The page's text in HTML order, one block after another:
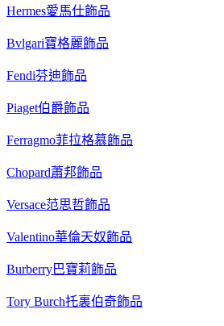
Hermes愛馬仕飾品
Bvlgari寶格麗飾品
Fendi芬迪飾品
Piaget伯爵飾品
Ferragmo菲拉格慕飾品
Chopard蕭邦飾品
Versace范思哲飾品
Valentino華倫天奴飾品
Burberry巴寶莉飾品
Tory Burch托裏伯奇飾品